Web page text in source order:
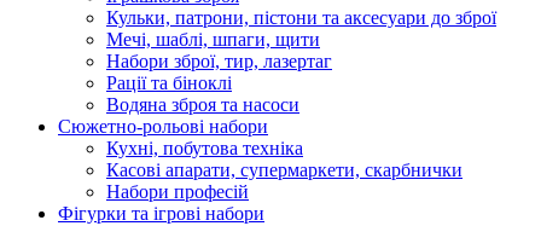
Кульки, патрони, пістони та аксесуари до зброї
Мечі, шаблі, шпаги, щити
Набори зброї, тир, лазертаг
Рації та біноклі
Водяна зброя та насоси
Сюжетно-рольові набори
Кухні, побутова техніка
Касові апарати, супермаркети, скарбнички
Набори професій
Фігурки та ігрові набори